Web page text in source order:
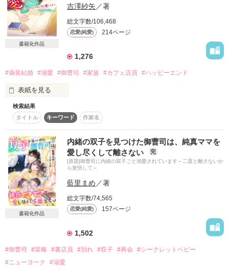
3月21日
マカロン文庫にて発売いたします🥰
三星マユハ先生の素敵な表紙と合わせて
怖いけど
悔しいくらいかっこいい
私の上司
Thanks for your review!
さっかん様
cinamon_ma様
usamo様
────────────────
『オフィス・ラブ～ずるいキスは恋の始まり』
発売中
内容はほぼ変わりません
書籍化作品
吉澤紗矢／著
総文字数/106,468
恋愛(純愛) 214ページ
1,276
#偽装結婚 #溺愛 #御曹司 #家族 #カフェ店員 #ハッピーエンド
表紙を見る
カフェで働く花穂は家族のために、不本意な見合いをする。
ところが当日、以前から気になっていた御曹司の響一が見合い
を止めに来る。さらに偽装結婚まで申し込んできて……。
◇ベリーズ文庫11月刊にて書籍化予定です。
2023年10月完結
作品を読む
検索結果
タイトル
キーワード 作家名
書籍化作品
内緒の双子を見つけた御曹司は、純真ママを
愛し尽くして離さない
完
[原題]御曹司に内緒の双子ごと溺愛されています～二度と離さないか
ら覚悟して～
藍里まめ ／著
総文字数/74,565
恋愛(純愛) 157ページ
1,502
#御曹司 #策略 #書店員 #別れ #双子 #再会 #シークレットベビー
#ニューヨーク
#溺愛